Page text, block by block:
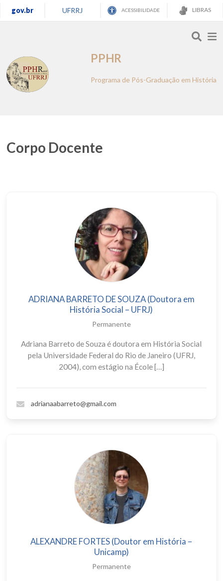
gov.br UFRRJ ACESSIBILIDADE LIBRAS
PPHR
Programa de Pós-Graduação em História
Corpo Docente
ADRIANA BARRETO DE SOUZA (Doutora em
História Social – UFRJ)
Permanente
Adriana Barreto de Souza é doutora em História Social
pela Universidade Federal do Rio de Janeiro (UFRJ,
2004), com estágio na École […]
adrianaabarreto@gmail.com
ALEXANDRE FORTES (Doutor em História –
Unicamp)
Permanente